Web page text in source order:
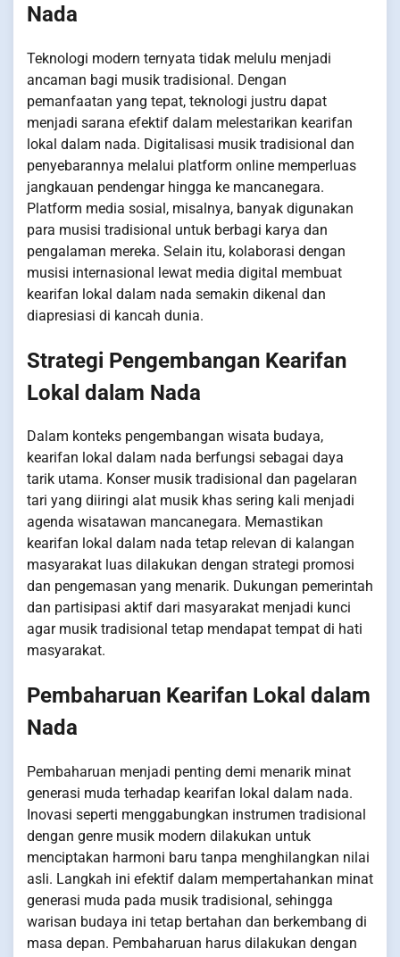
Nada
Teknologi modern ternyata tidak melulu menjadi
ancaman bagi musik tradisional. Dengan
pemanfaatan yang tepat, teknologi justru dapat
menjadi sarana efektif dalam melestarikan kearifan
lokal dalam nada. Digitalisasi musik tradisional dan
penyebarannya melalui platform online memperluas
jangkauan pendengar hingga ke mancanegara.
Platform media sosial, misalnya, banyak digunakan
para musisi tradisional untuk berbagi karya dan
pengalaman mereka. Selain itu, kolaborasi dengan
musisi internasional lewat media digital membuat
kearifan lokal dalam nada semakin dikenal dan
diapresiasi di kancah dunia.
Strategi Pengembangan Kearifan
Lokal dalam Nada
Dalam konteks pengembangan wisata budaya,
kearifan lokal dalam nada berfungsi sebagai daya
tarik utama. Konser musik tradisional dan pagelaran
tari yang diiringi alat musik khas sering kali menjadi
agenda wisatawan mancanegara. Memastikan
kearifan lokal dalam nada tetap relevan di kalangan
masyarakat luas dilakukan dengan strategi promosi
dan pengemasan yang menarik. Dukungan pemerintah
dan partisipasi aktif dari masyarakat menjadi kunci
agar musik tradisional tetap mendapat tempat di hati
masyarakat.
Pembaharuan Kearifan Lokal dalam
Nada
Pembaharuan menjadi penting demi menarik minat
generasi muda terhadap kearifan lokal dalam nada.
Inovasi seperti menggabungkan instrumen tradisional
dengan genre musik modern dilakukan untuk
menciptakan harmoni baru tanpa menghilangkan nilai
asli. Langkah ini efektif dalam mempertahankan minat
generasi muda pada musik tradisional, sehingga
warisan budaya ini tetap bertahan dan berkembang di
masa depan. Pembaharuan harus dilakukan dengan